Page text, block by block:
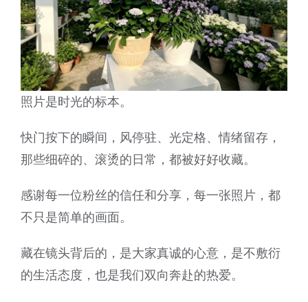
照片是时光的标本。
快门按下的瞬间，风停驻、光定格、情绪留存，
那些细碎的、滚烫的日常，都被好好收藏。
感谢每一位粉丝的信任和分享，每一张照片，都
不只是简单的画面。
藏在镜头背后的，是大家真诚的心意，是不敷衍
的生活态度，也是我们双向奔赴的热爱。